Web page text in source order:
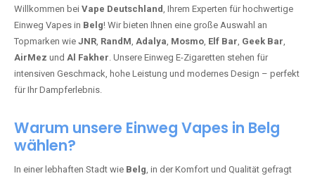
Willkommen bei Vape Deutschland, Ihrem Experten für hochwertige
Einweg Vapes in Belg! Wir bieten Ihnen eine große Auswahl an
Topmarken wie JNR, RandM, Adalya, Mosmo, Elf Bar, Geek Bar,
AirMez und Al Fakher. Unsere Einweg E-Zigaretten stehen für
intensiven Geschmack, hohe Leistung und modernes Design – perfekt
für Ihr Dampferlebnis.
Warum unsere Einweg Vapes in Belg
wählen?
In einer lebhaften Stadt wie Belg, in der Komfort und Qualität gefragt